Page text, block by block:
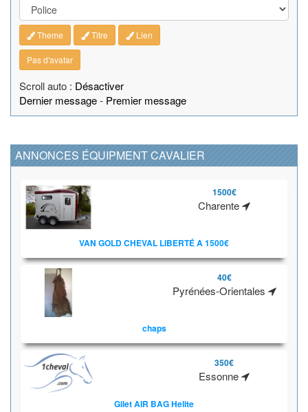
Theme Titre Lien
Pas d'avatar
Scroll auto : Désactiver
Dernier message- Premier message
ANNONCES ÉQUIPMENT CAVALIER
1500€
Charente
VAN GOLD CHEVAL LIBERTÉ A 1500€
40€
Pyrénées-Orientales
chaps
350€
Essonne
Gilet AIR BAG Helite